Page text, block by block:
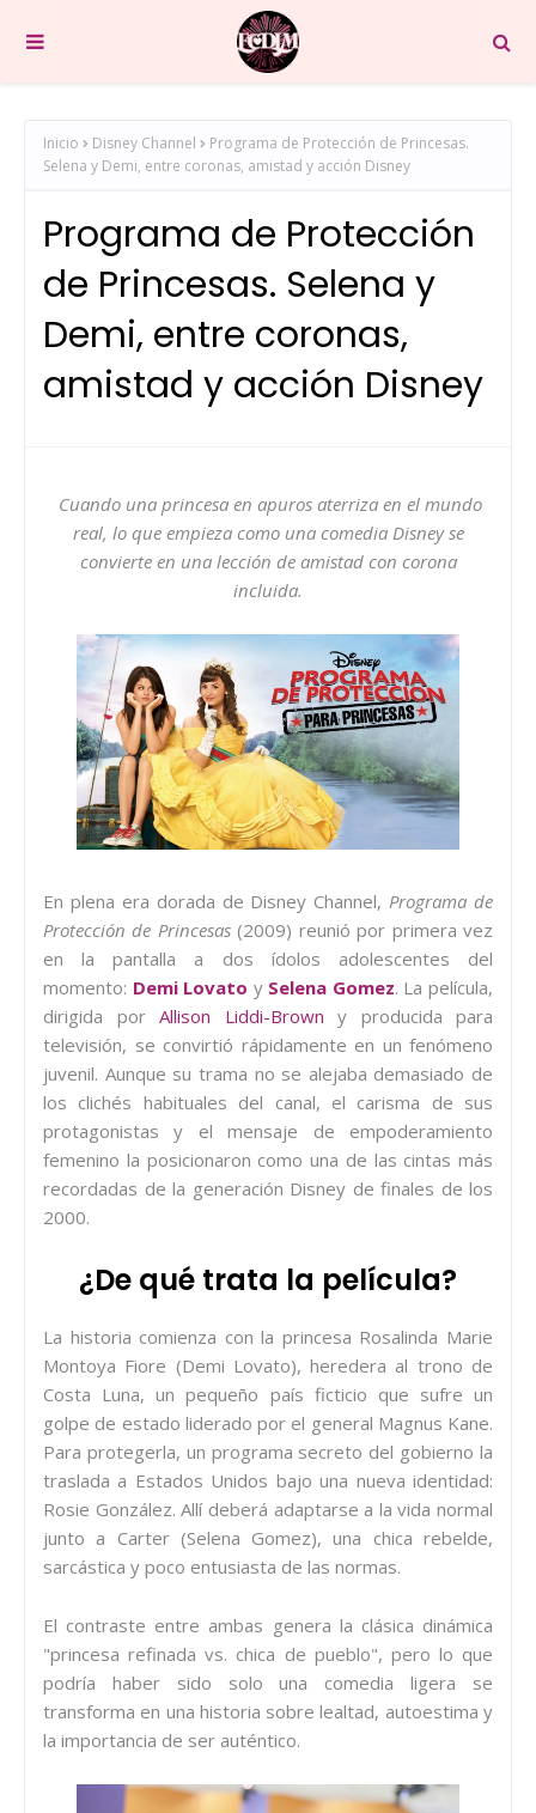
Inicio Disney Channel
Programa de Protección de Princesas.
Selena y Demi, entre coronas, amistad y acción Disney
Programa de Protección
de Princesas. Selena y
Demi, entre coronas,
amistad y acción Disney
Cuando una princesa en apuros aterriza en el mundo
real, lo que empieza como una comedia Disney se
convierte en una lección de amistad con corona
incluida.
En plena era dorada de Disney Channel, Programa de
Protección de Princesas(2009) reunió por primera vez
en la pantalla a dos ídolos adolescentes del
momento: Demi Lovato y Selena Gomez. La película,
dirigida por Allison Liddi-Brown y producida para
televisión, se convirtió rápidamente en un fenómeno
juvenil. Aunque su trama no se alejaba demasiado de
los clichés habituales del canal, el carisma de sus
protagonistas y el mensaje de empoderamiento
femenino la posicionaron como una de las cintas más
recordadas de la generación Disney de finales de los
2000.
¿De qué trata la película?
La historia comienza con la princesa Rosalinda Marie
Montoya Fiore (Demi Lovato), heredera al trono de
Costa Luna, un pequeño país ficticio que sufre un
golpe de estado liderado por el general Magnus Kane.
Para protegerla, un programa secreto del gobierno la
traslada a Estados Unidos bajo una nueva identidad:
Rosie González. Allí deberá adaptarse a la vida normal
junto a Carter (Selena Gomez), una chica rebelde,
sarcástica y poco entusiasta de las normas.
El contraste entre ambas genera la clásica dinámica
"princesa refinada vs. chica de pueblo", pero lo que
podría haber sido solo una comedia ligera se
transforma en una historia sobre lealtad, autoestima y
la importancia de ser auténtico.